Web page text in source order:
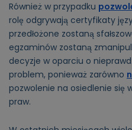
Również w przypadku
rolę odgrywają certyfikaty
przedłożone zostaną
egzaminów zostaną
decyzje w oparciu o
problem, ponieważ zarówno
pozwolenie na osiedlenie się
praw.